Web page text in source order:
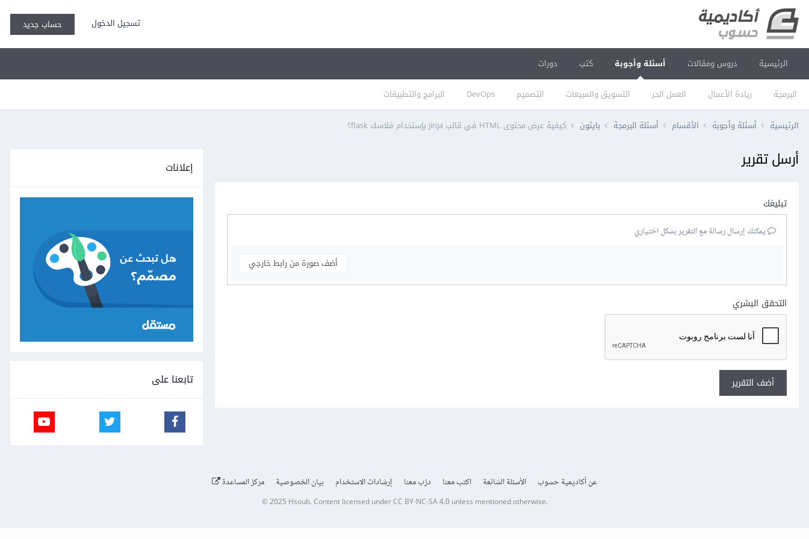
تسجيل الدخول حساب جديد
الرئيسية دروس ومقالات أسئلة وأجوبة
البرمجة ريادة الأعمال العمل الحر التسويق والمبيعات التصميم DevOps البرامج والتطبيقات
كتب دورات
الرئيسية أسئلة وأجوبة الأقسام أسئلة البرمجة بايثون كيفية عرض محتوى HTML في قالب jinja بإستخدام فلاسك flask؟
أرسل تقرير
تبليغك
يمكنك إرسال رسالة مع التقرير بشكل اختياري
أضف صورة من رابط خارجي
التحقق البشري
أضف التقرير
إعلانات
تابعنا على
عن أكاديمية حسوب الأسئلة الشائعة اكتب معنا درّب معنا إرشادات الاستخدام بيان الخصوصية مركز المساعدة
© 2025 Hsoub.Content licensed underCC BY-NC-SA 4.0unless mentioned otherwise.